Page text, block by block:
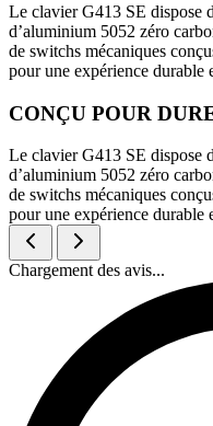
Le clavier G413 SE dispose
d’aluminium 5052 zéro
de switchs mécaniques
pour une expérience durable
CONÇU POUR
Le clavier G413 SE dispose
d’aluminium 5052 zéro
de switchs mécaniques
pour une expérience durable
Chargement des avis...